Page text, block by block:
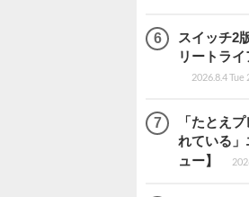
スイッチ2
リートラ
2026.8.4 Tue
「たとえ
れている
ュー】